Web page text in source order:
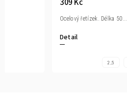
Detail
Ocelový řetízek. Délka 50...
2,5